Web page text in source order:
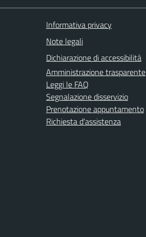
Informativa privacy
Note legali
Dichiarazione di accessibilità
Amministrazione trasparente
Leggi le FAQ
Segnalazione disservizio
Prenotazione appuntamento
Richiesta d'assistenza